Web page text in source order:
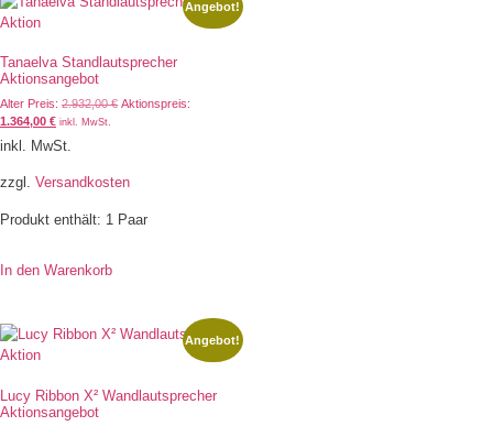
Angebot!
Tanaelva Standlautsprecher
Aktionsangebot
Alter Preis: 2.932,00€ Aktionspreis:
1.364,00 € inkl. MwSt.
inkl. MwSt.
zzgl. Versandkosten
Produkt enthält: 1 Paar
In den Warenkorb
Angebot!
Lucy Ribbon X² Wandlautsprecher
Aktionsangebot